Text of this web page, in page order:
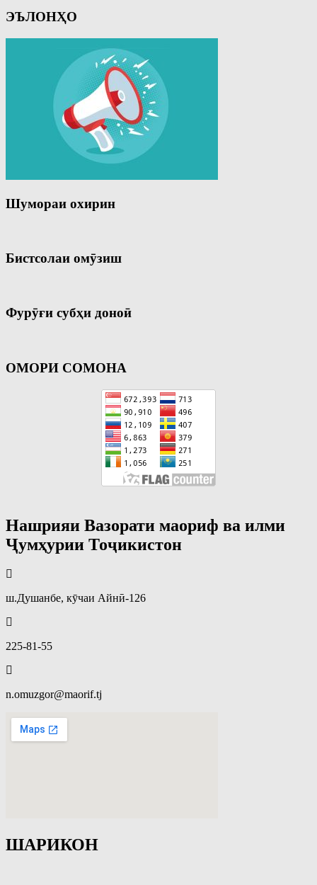
ЭЪЛОНҲО
Шумораи охирин
Бистсолаи омӯзиш
Фурӯғи субҳи доноӣ
ОМОРИ СОМОНА
Нашрияи Вазорати маориф ва илми
Ҷумҳурии Тоҷикистон
ш.Душанбе, кӯчаи Айнӣ-126
225-81-55
n.omuzgor@maorif.tj
ШАРИКОН